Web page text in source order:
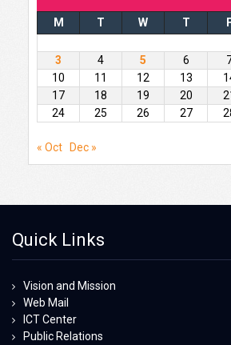
M T W T
3
4 5 6
10
11 12 13
17
18 19 20
24
25 26 27
« Oct Dec »
Quick Links
Vision and Mission
Web Mail
ICT Center
Public Relations